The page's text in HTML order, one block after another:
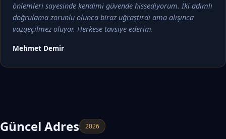
önlemleri sayesinde kendimi güvende hissediyorum. İki adımlı
doğrulama zorunlu olunca biraz uğraştırdı ama alışınca
vazgeçilmez oluyor. Herkese tavsiye ederim.
Mehmet Demir
Güncel Adres 2026